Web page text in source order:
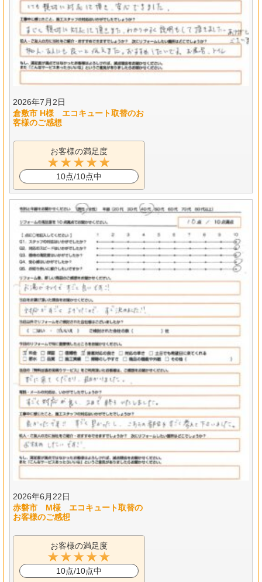
2026年7月2日
倉敷市 H様 エコキュート取替のお
客様のご感想
お客様の満足度
10点/10点中
2026年6月22日
赤磐市 M様 エコキュート取替の
お客様のご感想
お客様の満足度
10点/10点中